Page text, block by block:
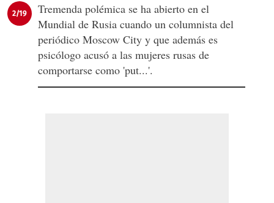
2/19
Tremenda polémica se ha abierto en el
Mundial de Rusia cuando un columnista del
periódico Moscow City y que además es
psicólogo acusó a las mujeres rusas de
comportarse como 'put...'.